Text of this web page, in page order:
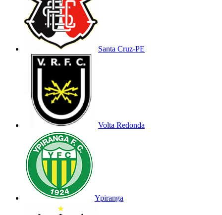
Santa Cruz-PE
Volta Redonda
Ypiranga